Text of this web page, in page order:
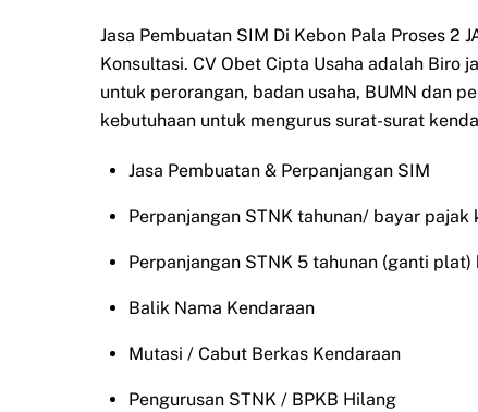
Jasa Pembuatan SIM Di Kebon Pala Proses 2
Konsultasi. CV Obet Cipta Usaha adalah Biro
untuk perorangan, badan usaha, BUMN dan
kebutuhaan untuk mengurus surat-surat
Jasa Pembuatan & Perpanjangan SIM
Perpanjangan STNK tahunan/ bayar pajak
Perpanjangan STNK 5 tahunan (ganti
Balik Nama Kendaraan
Mutasi / Cabut Berkas Kendaraan
Pengurusan STNK / BPKB Hilang